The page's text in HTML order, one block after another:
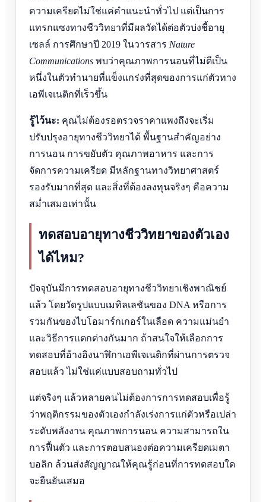
ความเครียดไม่ใช่แค่คำแนะนำทั่วไป แต่เป็นการ
แทรกแซงทางชีววิทยาที่มีผลวัดได้ต่อตัวบ่งชี้อายุ
เซลล์ การศึกษาปี 2019 ในวารสาร Nature
Communications พบว่าคุณภาพการนอนที่ไม่ดีเป็น
หนึ่งในตัวทำนายที่แข็งแกร่งที่สุดของการแก่ตัวทาง
เอพีเจเนติกที่เร็วขึ้น
รู้ไว้นะ: คุณไม่ต้องรอตรวจราคาแพงถึงจะเริ่ม
ปรับปรุงอายุทางชีววิทยาได้ พื้นฐานสำคัญอย่าง
การนอน การขยับตัว คุณภาพอาหาร และการ
จัดการความเครียด มีหลักฐานทางวิทยาศาสตร์
รองรับมากที่สุด และสิ่งที่ต้องลงทุนจริงๆ คือความ
สม่ำเสมอเท่านั้น
ทดสอบอายุทางชีววิทยาของตัวเอง
ได้ไหม?
ปัจจุบันมีการทดสอบอายุทางชีววิทยาเชิงพาณิชย์
แล้ว โดยวัดรูปแบบเมทิลเลชันของ DNA หรือการ
รวมกันของไบโอมาร์กเกอร์ในเลือด ความแม่นยำ
และวิธีการแตกต่างกันมาก ถ้าสนใจให้เลือกการ
ทดสอบที่อ้างอิงนาฬิกาเอพีเจเนติกที่ผ่านการตรวจ
สอบแล้ว ไม่ใช่แค่แบบสอบถามทั่วไป
แต่จริงๆ แล้วหลายคนไม่ต้องการการทดสอบเพื่อรู้
ว่าพฤติกรรมของตัวเองกำลังเร่งการแก่ตัวหรือเปล่า
ระดับพลังงาน คุณภาพการนอน ความสามารถใน
การฟื้นตัว และการตอบสนองต่อความเครียดเมตา
บอลิก ล้วนส่งสัญญาณให้คุณรู้ก่อนที่การทดสอบใด
จะยืนยันเสมอ